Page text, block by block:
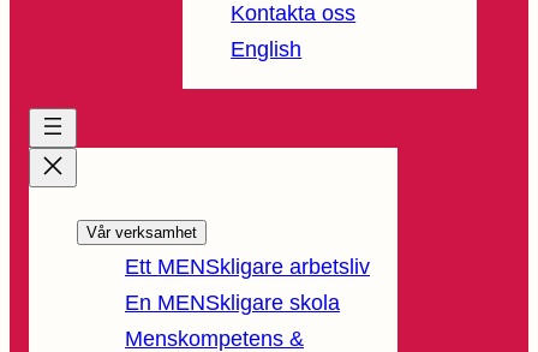
Kontakta oss
English
Vår verksamhet
Ett MENSkligare arbetsliv
En MENSkligare skola
Menskompetens &